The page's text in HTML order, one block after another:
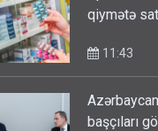
Apteklərdə